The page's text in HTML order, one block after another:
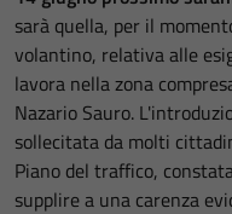
sarà quella, per il
volantino, relativa alle
lavora nella zona
Nazario Sauro.
sollecitata da molti
Piano del traffico,
supplire a una carenza